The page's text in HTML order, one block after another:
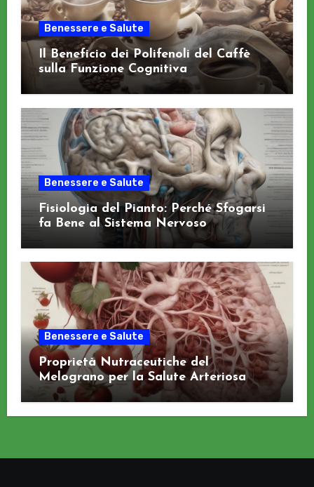
Benessere e Salute
Il Beneficio dei Polifenoli del Caffè
sulla Funzione Cognitiva
Benessere e Salute
Fisiologia del Pianto: Perché Sfogarsi
fa Bene al Sistema Nervoso
Benessere e Salute
Proprietà Nutraceutiche del
Melograno per la Salute Arteriosa